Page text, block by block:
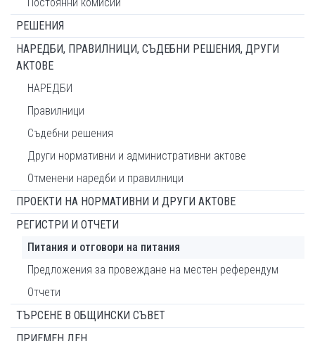
РЕШЕНИЯ
НАРЕДБИ, ПРАВИЛНИЦИ, СЪДЕБНИ РЕШЕНИЯ, ДРУГИ
АКТОВЕ
НАРЕДБИ
Правилници
Съдебни решения
Други нормативни и административни актове
Отменени наредби и правилници
ПРОЕКТИ НА НОРМАТИВНИ И ДРУГИ АКТОВЕ
РЕГИСТРИ И ОТЧЕТИ
Питания и отговори на питания
Предложения за провеждане на местен референдум
Отчети
ТЪРСЕНЕ В ОБЩИНСКИ СЪВЕТ